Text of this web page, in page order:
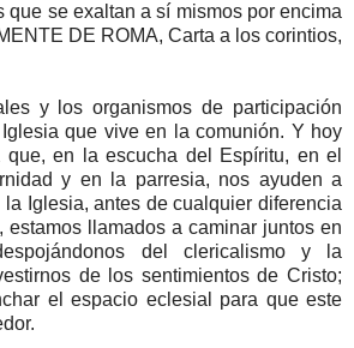
que se exaltan a sí mismos por encima
DE ROMA, Carta a los corintios,
y los organismos de participación
que vive en la comunión. Y hoy
en la escucha del Espíritu, en el
y en la parresia, nos ayuden a
Iglesia, antes de cualquier diferencia
estamos llamados a caminar juntos en
del clericalismo y la
de los sentimientos de Cristo;
el espacio eclesial para que este